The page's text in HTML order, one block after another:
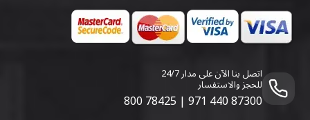
اتصل بنا الآن على مدار 24/7
للحجز والاستفسار
800 78425 | 971 440 87300